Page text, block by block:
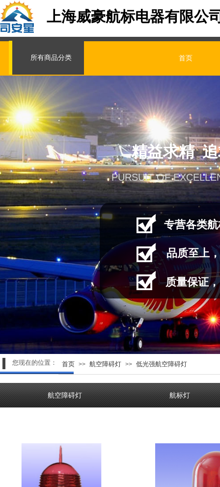
上海威豪航标电器有限公
所有商品分类 首页
精益求精
PURSUIT OF
专营各类
品质至上
质量保证
您现在的位置： 首页 >> 航空障碍灯 >> 低光强航空障碍灯
航空障碍灯 航标灯